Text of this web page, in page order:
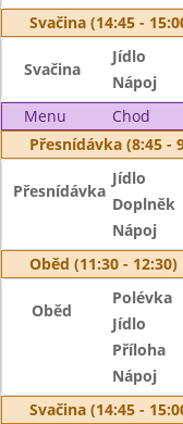
Svačina (14:45 -
Svačina
Jídlo
Nápoj
Menu
Chod
Přesnídávka (8:45 -
Přesnídávka
Jídlo
Doplněk
Nápoj
Oběd (11:30 - 12:30)
Oběd
Polévka
Jídlo
Příloha
Nápoj
Svačina (14:45 -